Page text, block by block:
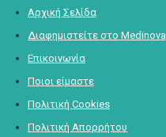
Αρχική Σελίδα
Διαφημιστείτε στο Medinova
Επικοινωνία
Ποιοι είμαστε
Πολιτική Cookies
Πολιτική Απορρήτου